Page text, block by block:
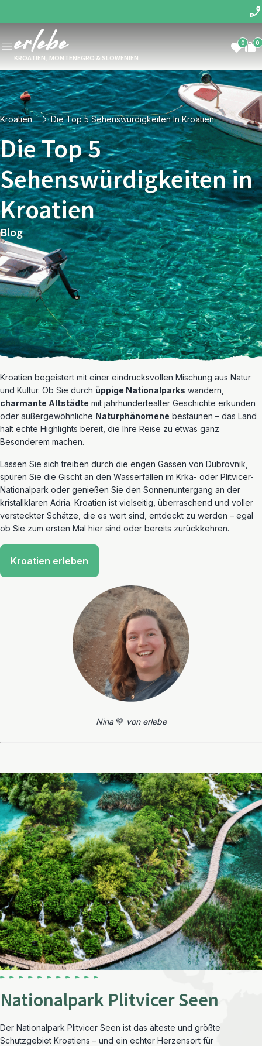
KROATIEN, MONTENEGRO & SLOWENIEN
0 0
Kroatien Die Top 5 Sehenswürdigkeiten In Kroatien
Die Top 5
Sehenswürdigkeiten in
Kroatien
Blog
Kroatien begeistert mit einer eindrucksvollen Mischung aus Natur
und Kultur. Ob Sie durch üppige Nationalparks wandern,
charmante Altstädte mit jahrhundertealter Geschichte erkunden
oder außergewöhnliche Naturphänomene bestaunen – das Land
hält echte Highlights bereit, die Ihre Reise zu etwas ganz
Besonderem machen.
Lassen Sie sich treiben durch die engen Gassen von Dubrovnik,
spüren Sie die Gischt an den Wasserfällen im Krka- oder Plitvicer-
Nationalpark oder genießen Sie den Sonnenuntergang an der
kristallklaren Adria. Kroatien ist vielseitig, überraschend und voller
versteckter Schätze, die es wert sind, entdeckt zu werden – egal
ob Sie zum ersten Mal hier sind oder bereits zurückkehren.
Kroatien erleben
Nina💚 von erlebe
Nationalpark Plitvicer Seen
Der Nationalpark Plitvicer Seen ist das älteste und größte
Schutzgebiet Kroatiens – und ein echter Herzensort für